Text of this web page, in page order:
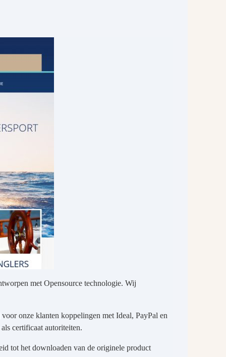
met Opensource technologie. Wij
onze klanten koppelingen met Ideal, PayPal en
certificaat autoriteiten.
tot het downloaden van de originele product